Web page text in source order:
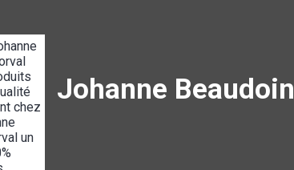
Johanne Beaudoin